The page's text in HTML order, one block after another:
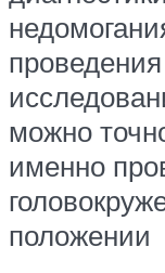
можно
именно
положении